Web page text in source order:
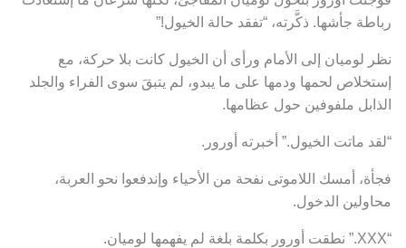
رباطة جأشها. ذكَّرته، “تفقد حالة الخيول!”
نظر لوميان إلى الأمام ورأى أن الخيول كانت بلا حركة، مع
إستخلاص لحمها ودمها على ما يبدو، لم يتبقَ سوى الفراء والجلد
الذابل ملفوفين حول عظامها.
“لقد ماتت الخيول.” أخبرته أورور.
فجأة، أمسك اللاموتى نفحة من الأحياء وإندفعوا نحو العربة،
محاولين الدخول.
“XXX.” نطقت أورور بكلمة بلغة لم يفهمها لوميان.